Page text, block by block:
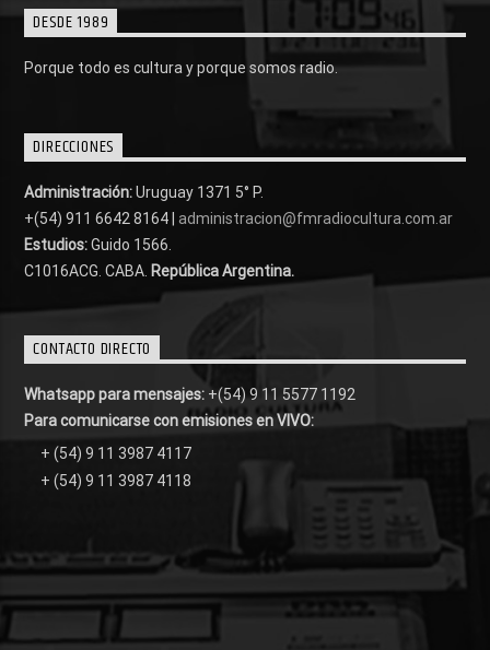
DESDE 1989
Porque todo es cultura y porque somos radio.
DIRECCIONES
Administración:Uruguay 1371 5° P.
+(54) 911 6642 8164 | administracion@fmradiocultura.com.ar
Estudios:Guido 1566.
C1016ACG . CABA. República Argentina.
CONTACTO DIRECTO
Whatsapp para mensajes: +(54) 9 11 5577 1192
Para comunicarse con emisiones en VIVO:
+ (54) 9 11 3987 4117
+ (54) 9 11 3987 4118